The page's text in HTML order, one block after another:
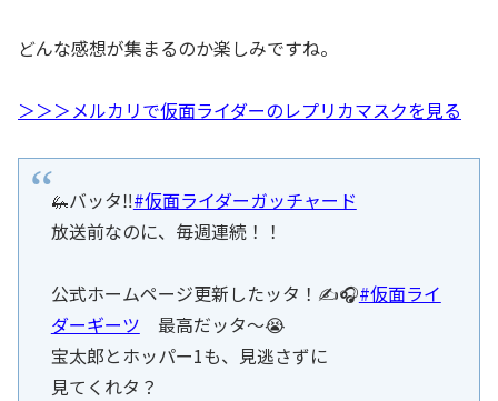
どんな感想が集まるのか楽しみですね。
＞＞＞メルカリで仮面ライダーのレプリカマスクを見る
🦗バッタ‼️#仮面ライダーガッチャード
放送前なのに、毎週連続！！
公式ホームページ更新したッタ！✍️🎧#仮面ライ
ダーギーツ 最高だッタ〜😭
宝太郎とホッパー1も、見逃さずに
見てくれタ？